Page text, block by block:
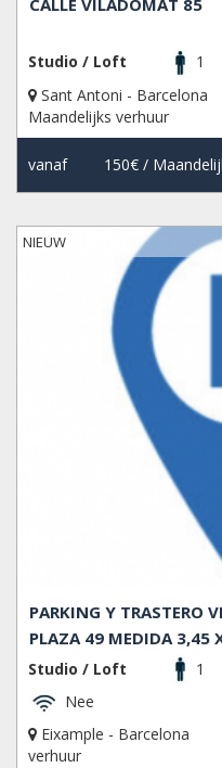
CALLE VILADOMAT 85
Studio / Loft 1
Sant Antoni - Barcelona
Maandelijks verhuur
vanaf 150€/
NIEUW
PARKING Y TRASTERO
PLAZA 49 MEDIDA 3,45
Studio / Loft 1
Nee
Eixample - Barcelona
verhuur